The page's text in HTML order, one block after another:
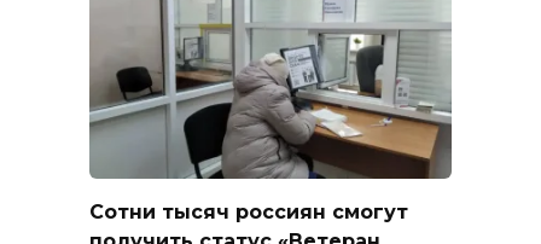
Сотни тысяч россиян смогут